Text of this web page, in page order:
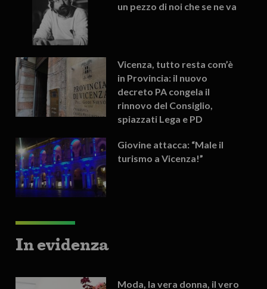
un pezzo di noi che se ne va
Vicenza, tutto resta com’è
in Provincia: il nuovo
decreto PA congela il
rinnovo del Consiglio,
spiazzati Lega e PD
Giovine attacca: “Male il
turismo a Vicenza!”
In evidenza
Moda, la vera donna, il vero